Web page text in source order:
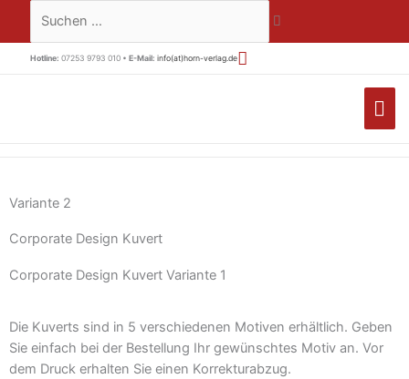
springen
Suchen …
Hotline: 07253 9793 010 • E-Mail: info(at)horn-verlag.de
Variante 2
Corporate Design Kuvert
Corporate Design Kuvert Variante 1
Die Kuverts sind in 5 verschiedenen Motiven erhältlich. Geben
Sie einfach bei der Bestellung Ihr gewünschtes Motiv an. Vor
dem Druck erhalten Sie einen Korrekturabzug.